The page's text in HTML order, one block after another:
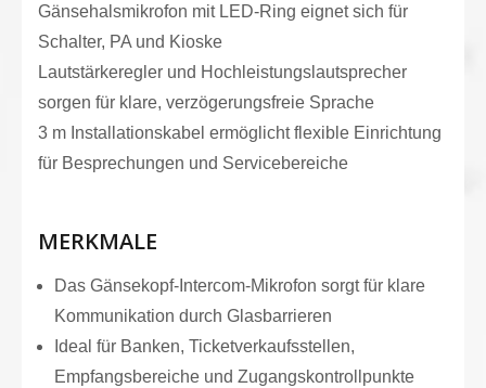
Gänsehalsmikrofon mit LED-Ring eignet sich für
Schalter, PA und Kioske
Lautstärkeregler und Hochleistungslautsprecher
sorgen für klare, verzögerungsfreie Sprache
3 m Installationskabel ermöglicht flexible Einrichtung
für Besprechungen und Servicebereiche
MERKMALE
Das Gänsekopf-Intercom-Mikrofon sorgt für klare
Kommunikation durch Glasbarrieren
Ideal für Banken, Ticketverkaufsstellen,
Empfangsbereiche und Zugangskontrollpunkte